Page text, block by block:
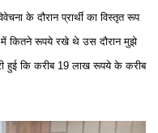
के दौरान प्रार्थी का विस्तृत रूप
में कितने रूपये रखे थे उस दौरान मुझे
हुई कि करीब 19 लाख रूपये के करीब